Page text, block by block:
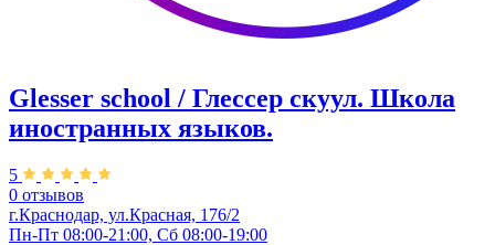
Glesser school / Глессер скуул. Школа
иностранных языков.
5
0 отзывов
г.Краснодар, ул.Красная, 176/2
Пн-Пт 08:00-21:00, Сб 08:00-19:00